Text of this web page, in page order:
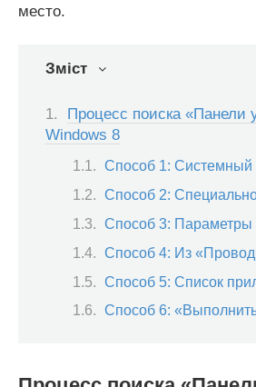
место.
Зміст
Процесс поиска «Панели
Windows 8
Способ 1: Системный
Способ 2:
Способ 3: Параметры
Способ 4: Из
Способ 5: Список
Способ 6: